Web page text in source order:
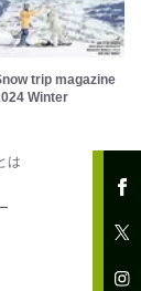
trip magazine
Winter
は